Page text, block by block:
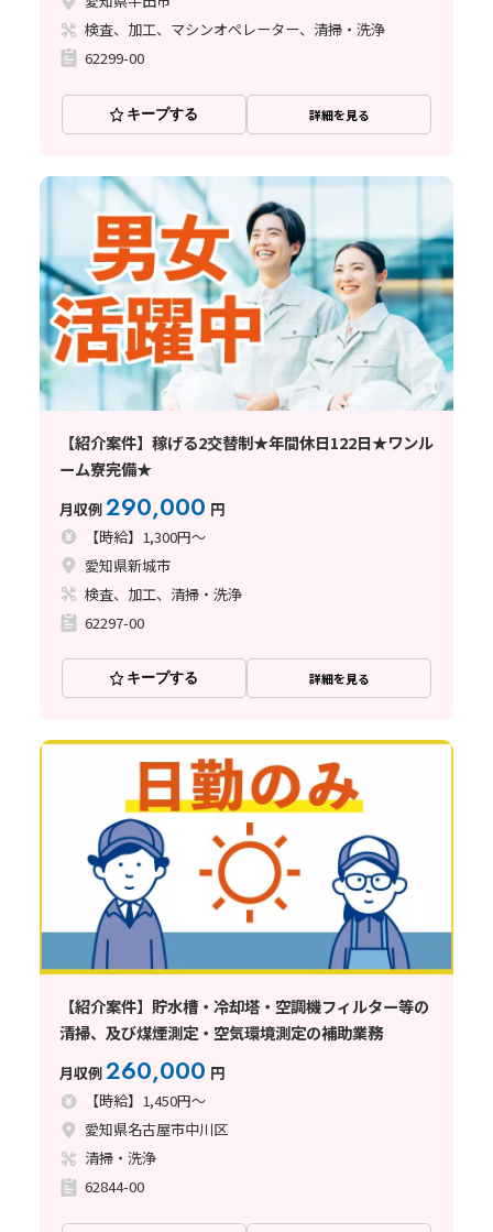
検査、加工、マシンオペレーター、清掃・洗浄
62299-00
キープする 詳細を見る
【紹介案件】稼げる2交替制★年間休日122日★ワンル
ーム寮完備★
月収例290,000 円
【時給】1,300円～
愛知県新城市
検査、加工、清掃・洗浄
62297-00
キープする 詳細を見る
【紹介案件】貯水槽・冷却塔・空調機フィルター等の
清掃、及び煤煙測定・空気環境測定の補助業務
月収例260,000 円
【時給】1,450円～
愛知県名古屋市中川区
清掃・洗浄
62844-00